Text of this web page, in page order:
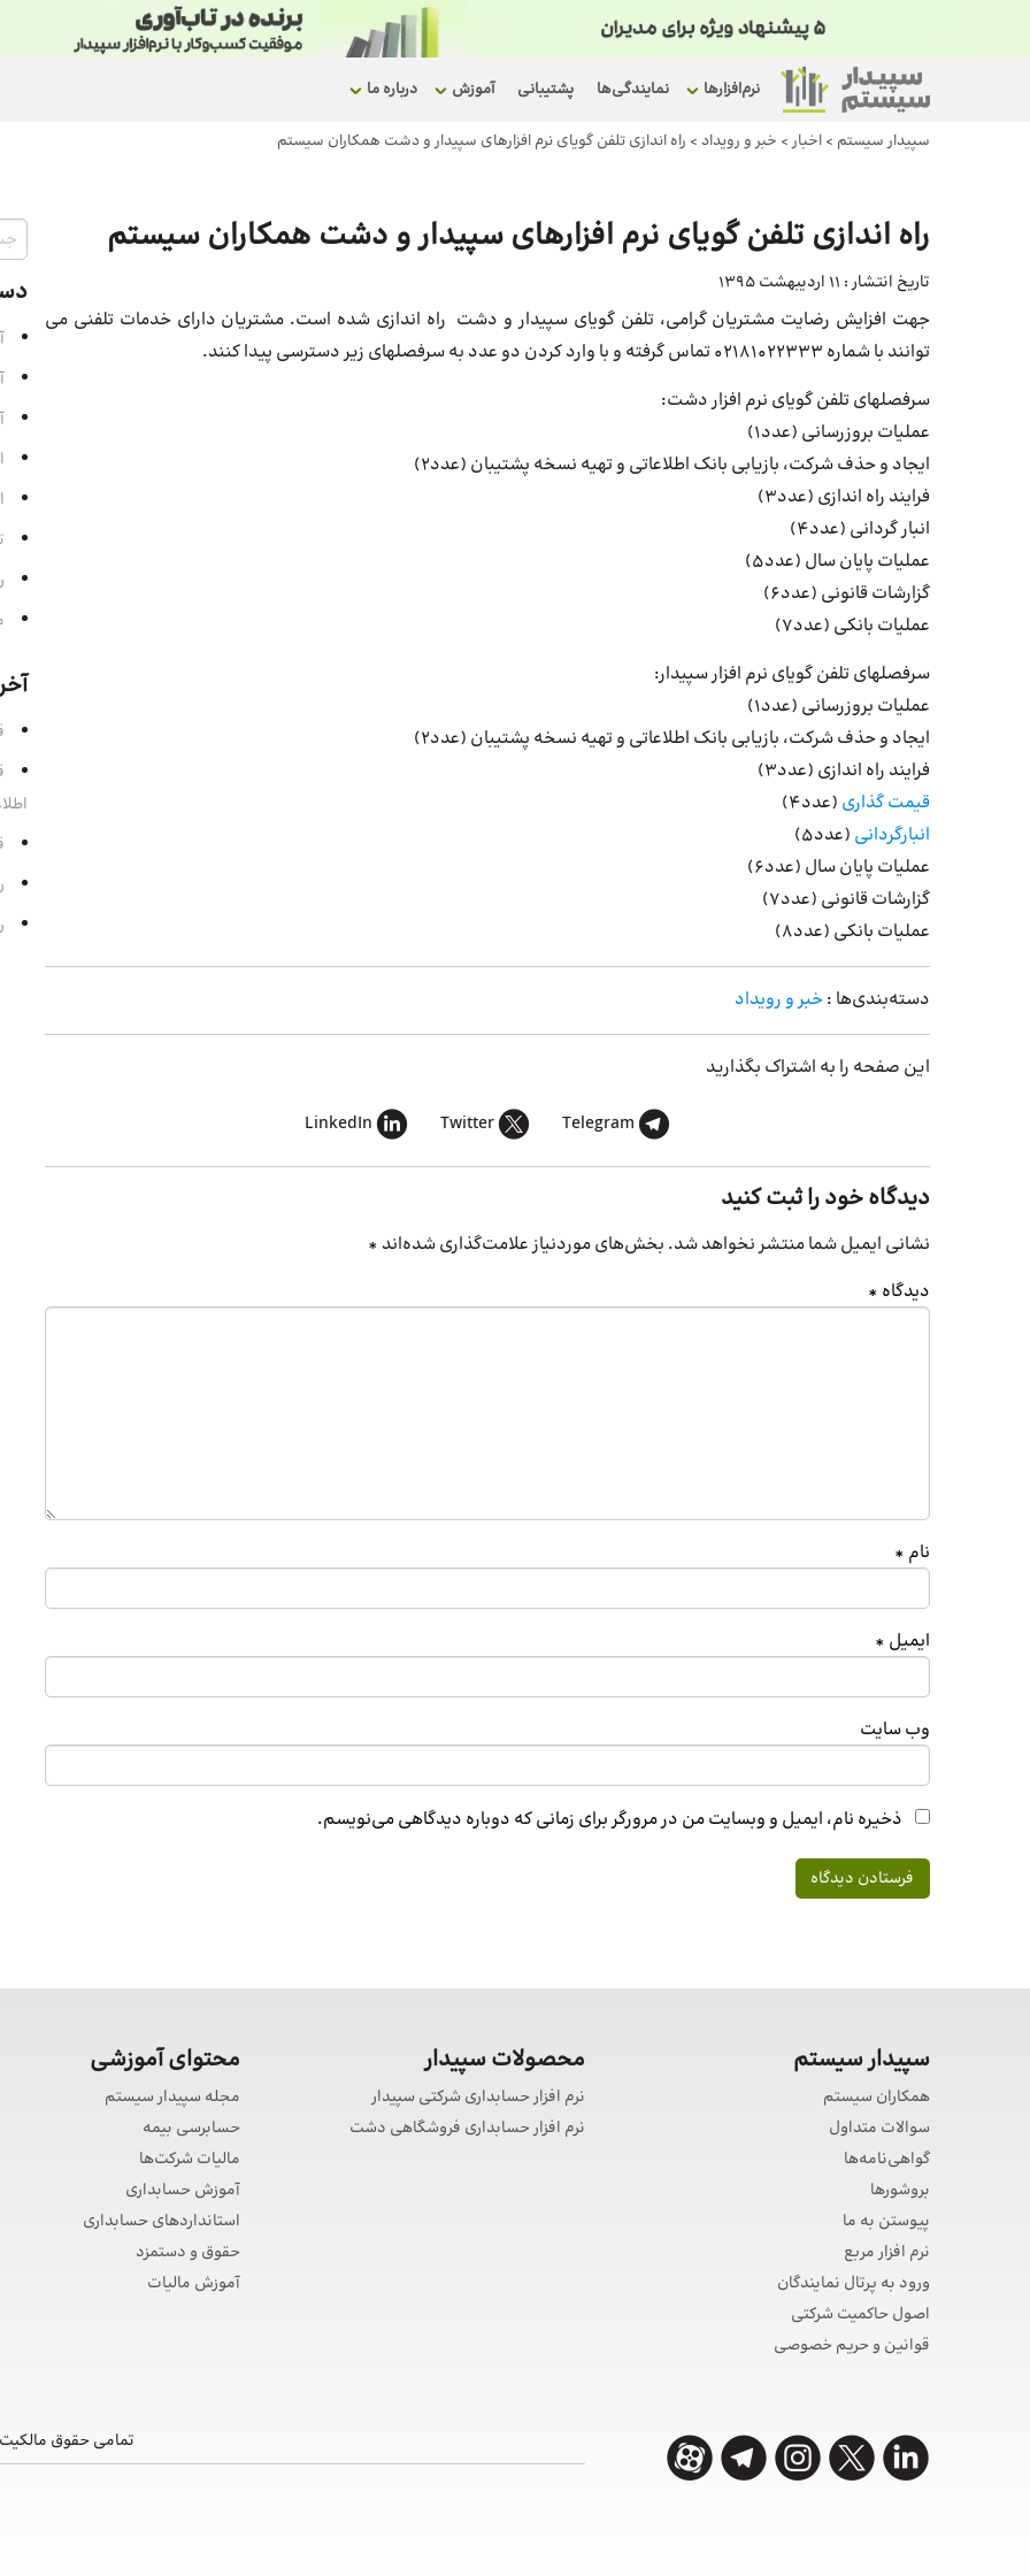
نرم‌افزارها نمایندگی‌ها پشتیبانی آموزش درباره ما
سپیدار سیستم > اخبار> خبر و رویداد > راه اندازی تلفن گویای نرم افزارهای سپیدار و دشت همکاران سیستم
راه اندازی تلفن گویای نرم افزارهای سپیدار و دشت همکاران سیستم
تاریخ انتشار : 11 اردیبهشت 1395
جهت افزایش رضایت مشتریان گرامی، تلفن گویای سپیدار و دشت راه اندازی شده است. مشتریان دارای خدمات تلفنی می
توانند با شماره 02181022333 تماس گرفته و با وارد کردن دو عدد به سرفصلهای زیر دسترسی پیدا کنند.
سرفصلهای تلفن گویای نرم افزار دشت:
عملیات بروزرسانی (عدد1)
ایجاد و حذف شرکت، بازیابی بانک اطلاعاتی و تهیه نسخه پشتیبان (عدد2)
فرایند راه اندازی (عدد3)
انبار گردانی (عدد4)
عملیات پایان سال (عدد5)
گزارشات قانونی (عدد6)
عملیات بانکی (عدد7)
سرفصلهای تلفن گویای نرم افزار سپیدار:
عملیات بروزرسانی (عدد1)
ایجاد و حذف شرکت، بازیابی بانک اطلاعاتی و تهیه نسخه پشتیبان (عدد2)
فرایند راه اندازی (عدد3)
قیمت گذاری (عدد4)
انبارگردانی (عدد5)
عملیات پایان سال (عدد6)
گزارشات قانونی (عدد7)
عملیات بانکی (عدد8)
دسته‌بندی‌ها :خبر و رویداد
این صفحه را به اشتراک بگذارید
Telegram
Twitter
LinkedIn
دیدگاه خود را ثبت کنید
نشانی ایمیل شما منتشر نخواهد شد. بخش‌های موردنیاز علامت‌گذاری شده‌اند *
دیدگاه *
نام *
ایمیل *
وب‌ سایت
ذخیره نام، ایمیل و وبسایت من در مرورگر برای زمانی که دوباره دیدگاهی می‌نویسم.
سپیدار سیستم
همکاران سیستم
سوالات متداول
گواهی‌نامه‌ها
بروشورها
پیوستن به ما
نرم افزار مربع
ورود به پرتال نمایندگان
اصول حاکمیت شرکتی
قوانین و حریم خصوصی
محصولات سپیدار
نرم افزار حسابداری شرکتی سپیدار
نرم افزار حسابداری فروشگاهی دشت
محتوای آموزشی
مجله سپیدار سیستم
حسابرسی بیمه
مالیات شرکت‌ها
آموزش حسابداری
استانداردهای حسابداری
حقوق و دستمزد
آموزش مالیات
تمامی حقوق